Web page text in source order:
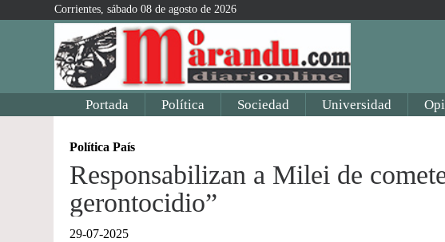
Corrientes, sábado 08 de agosto de 2026
Portada Política Sociedad Universidad
Política País
Responsabilizan a Milei de
gerontocidio”
29-07-2025